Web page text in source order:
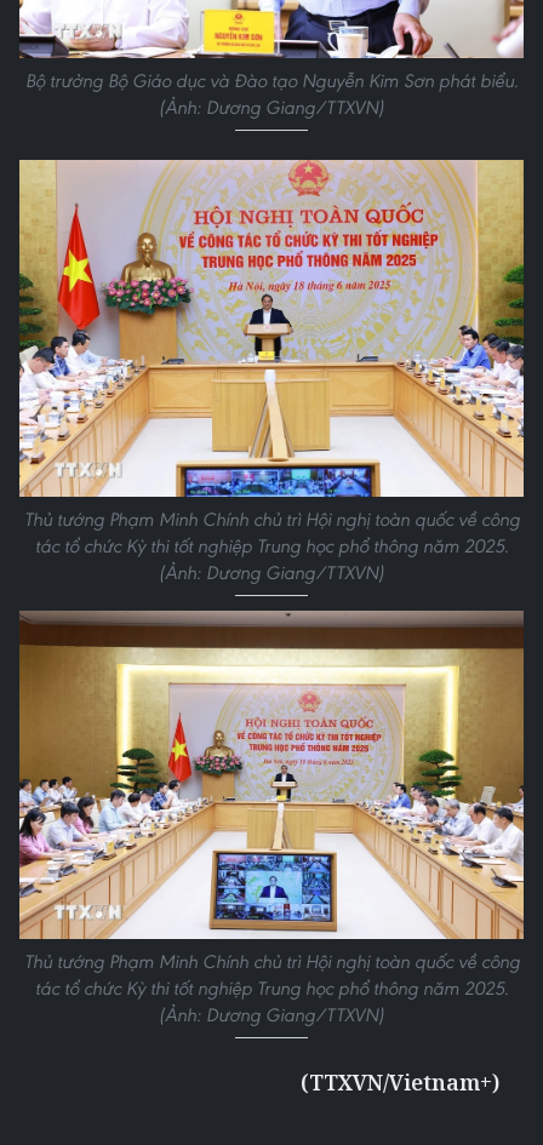
Bộ trưởng Bộ Giáo dục và Đào tạo Nguyễn Kim Sơn phát biểu.
(Ảnh: Dương Giang/TTXVN)
Thủ tướng Phạm Minh Chính chủ trì Hội nghị toàn quốc về công
tác tổ chức Kỳ thi tốt nghiệp Trung học phổ thông năm 2025.
(Ảnh: Dương Giang/TTXVN)
Thủ tướng Phạm Minh Chính chủ trì Hội nghị toàn quốc về công
tác tổ chức Kỳ thi tốt nghiệp Trung học phổ thông năm 2025.
(Ảnh: Dương Giang/TTXVN)
(TTXVN/Vietnam+)